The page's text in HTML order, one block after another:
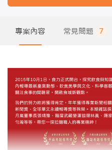
專案內容 常見問題 7